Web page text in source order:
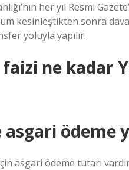
her yıl Resmi
kesinleştikten sonra
yoluyla yapılır.
ne kadar
ödeme
asgari ödeme tutarı